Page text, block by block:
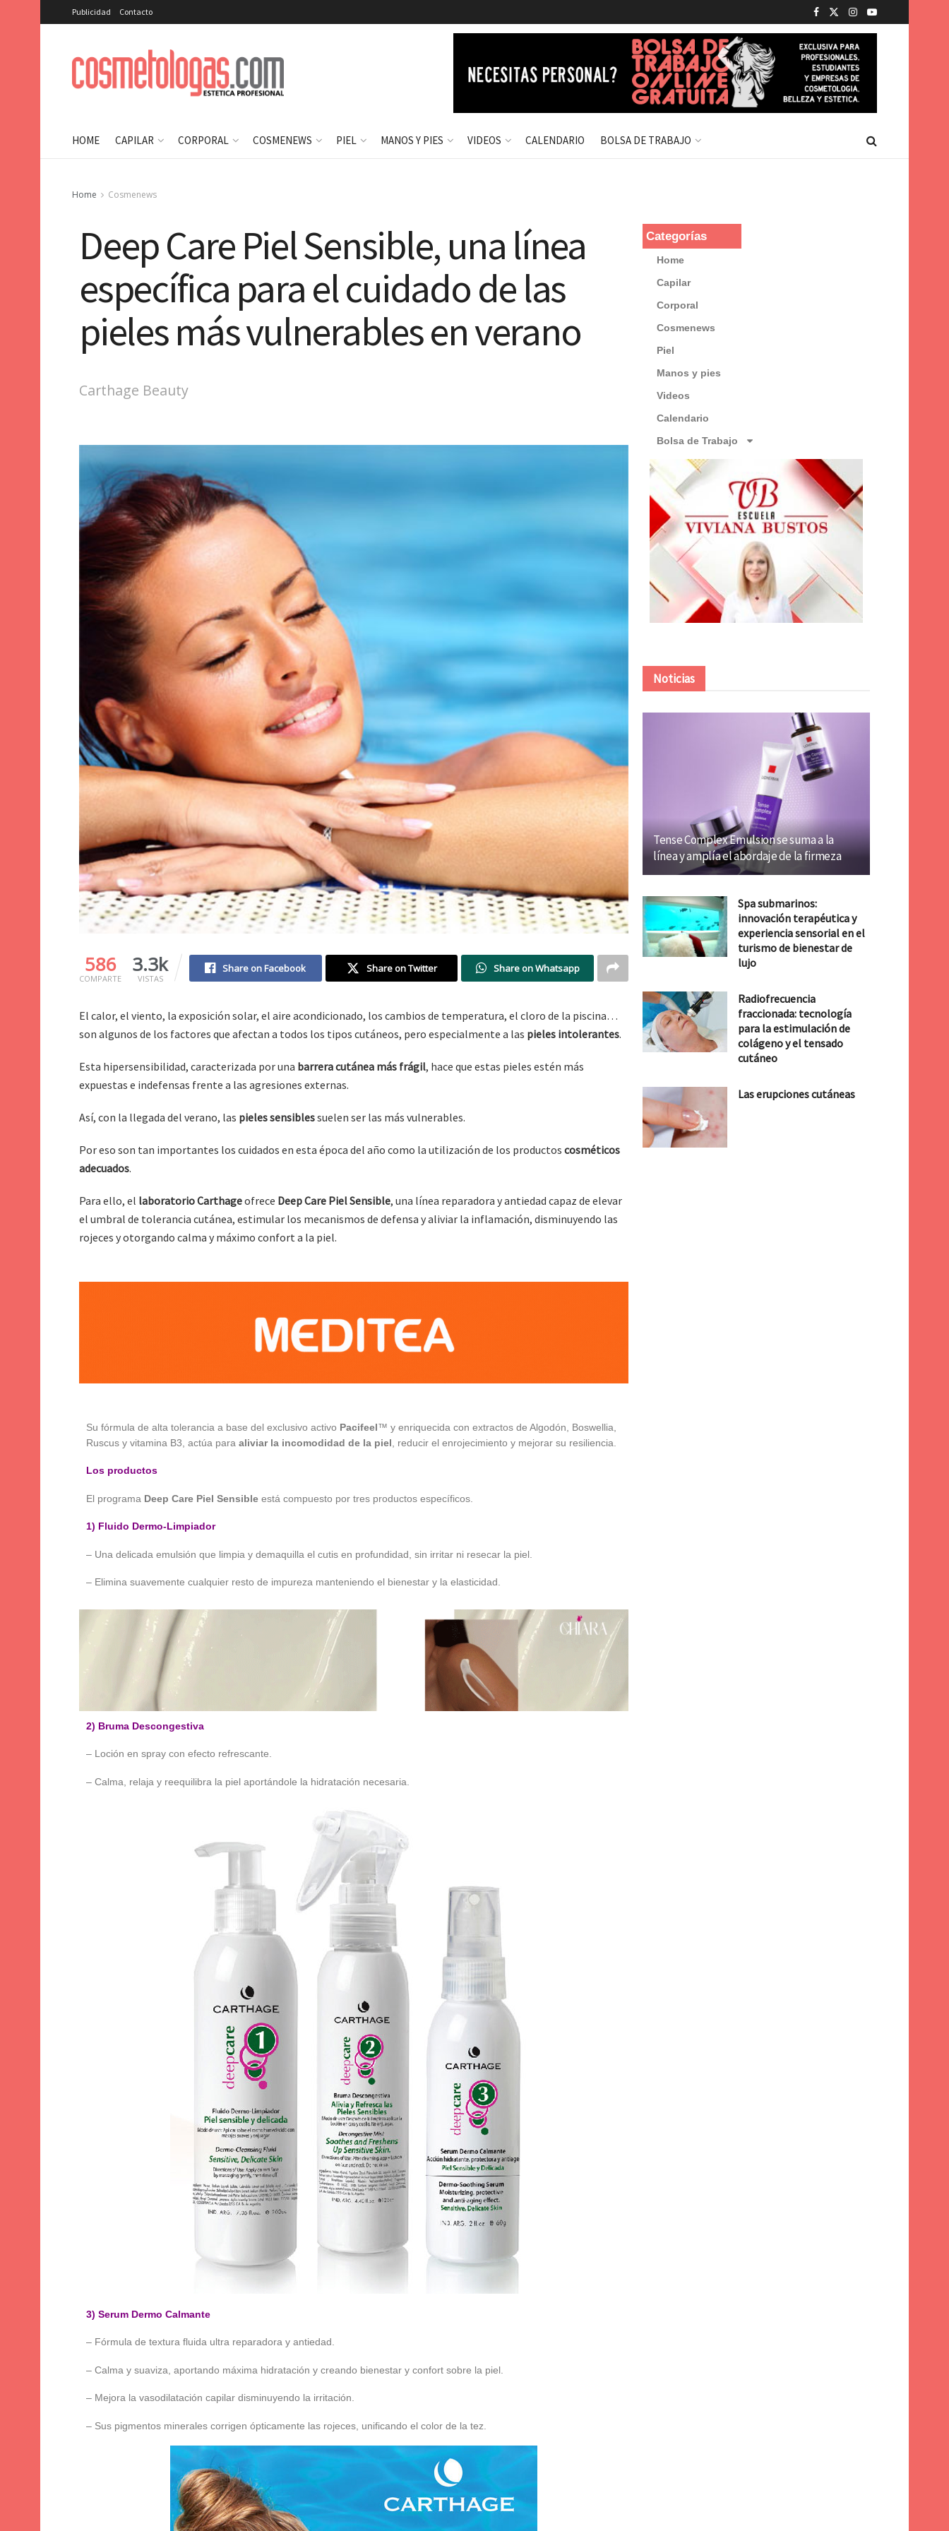
Publicidad Contacto
HOME CAPILAR CORPORAL COSMENEWS PIEL MANOS Y PIES VIDEOS CALENDARIO BOLSA DE TRABAJO
Home Cosmenews
Deep Care Piel Sensible, una línea
específica para el cuidado de las
pieles más vulnerables en verano
Carthage Beauty
586
COMPARTE
3.3k
VISTAS
Share on Facebook Share on Twitter Share on Whatsapp
El calor, el viento, la exposición solar, el aire acondicionado, los cambios de temperatura, el cloro de la piscina…
son algunos de los factores que afectan a todos los tipos cutáneos, pero especialmente a las pieles intolerantes.
Esta hipersensibilidad, caracterizada por una barrera cutánea más frágil, hace que estas pieles estén más
expuestas e indefensas frente a las agresiones externas.
Así, con la llegada del verano, las pieles sensiblessuelen ser las más vulnerables.
Por eso son tan importantes los cuidados en esta época del año como la utilización de los productos cosméticos
adecuados.
Para ello, el laboratorio Carthageofrece Deep Care Piel Sensible, una línea reparadora y antiedad capaz de elevar
el umbral de tolerancia cutánea, estimular los mecanismos de defensa y aliviar la inflamación, disminuyendo las
rojeces y otorgando calma y máximo confort a la piel.
Su fórmula de alta tolerancia a base del exclusivo activo Pacifeel™ y enriquecida con extractos de Algodón, Boswellia,
Ruscus y vitamina B3, actúa para aliviar la incomodidad de la piel , reducir el enrojecimiento y mejorar su resiliencia.
Los productos
El programa Deep Care Piel Sensible está compuesto por tres productos específicos.
1) Fluido Dermo-Limpiador
– Una delicada emulsión que limpia y demaquilla el cutis en profundidad, sin irritar ni resecar la piel.
– Elimina suavemente cualquier resto de impureza manteniendo el bienestar y la elasticidad.
2) Bruma Descongestiva
– Loción en spray con efecto refrescante.
– Calma, relaja y reequilibra la piel aportándole la hidratación necesaria.
3) Serum Dermo Calmante
– Fórmula de textura fluida ultra reparadora y antiedad.
– Calma y suaviza, aportando máxima hidratación y creando bienestar y confort sobre la piel.
– Mejora la vasodilatación capilar disminuyendo la irritación.
– Sus pigmentos minerales corrigen ópticamente las rojeces, unificando el color de la tez.
Categorías
Home
Capilar
Corporal
Cosmenews
Piel
Manos y pies
Videos
Calendario
Bolsa de Trabajo
Noticias
Tense Complex Emulsion se suma a la
línea y amplía el abordaje de la firmeza
Spa submarinos:
innovación terapéutica y
experiencia sensorial en el
turismo de bienestar de
lujo
Radiofrecuencia
fraccionada: tecnología
para la estimulación de
colágeno y el tensado
cutáneo
Las erupciones cutáneas